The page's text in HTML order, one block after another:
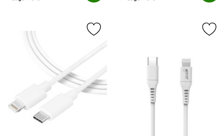
Tillgänglighet: Tillgänglighet:
Markera tactical 30cm 2A 10W